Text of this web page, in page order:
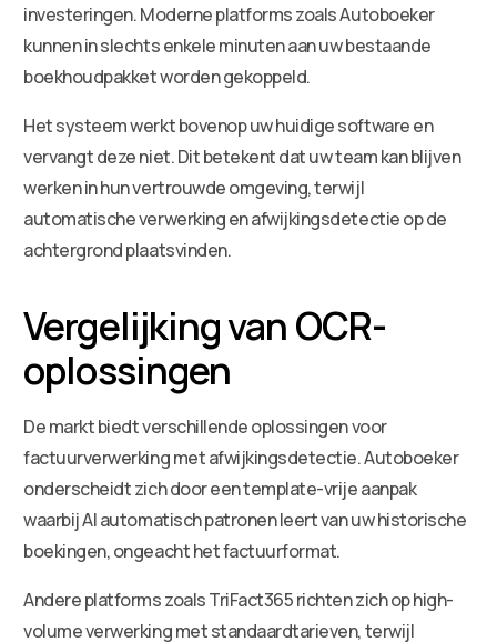
investeringen. Moderne platforms zoals Autoboeker
kunnen in slechts enkele minuten aan uw bestaande
boekhoudpakket worden gekoppeld.
Het systeem werkt bovenop uw huidige software en
vervangt deze niet. Dit betekent dat uw team kan blijven
werken in hun vertrouwde omgeving, terwijl
automatische verwerking en afwijkingsdetectie op de
achtergrond plaatsvinden.
Vergelijking van OCR-
oplossingen
De markt biedt verschillende oplossingen voor
factuurverwerking met afwijkingsdetectie. Autoboeker
onderscheidt zich door een template-vrije aanpak
waarbij AI automatisch patronen leert van uw historische
boekingen, ongeacht het factuurformat.
Andere platforms zoals TriFact365 richten zich op high-
volume verwerking met standaardtarieven, terwijl